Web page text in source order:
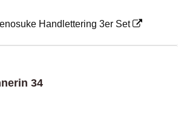
Handlettering 3er Set
34